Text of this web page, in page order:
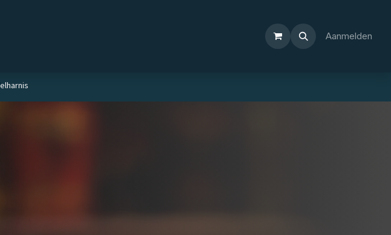
Aanmelden